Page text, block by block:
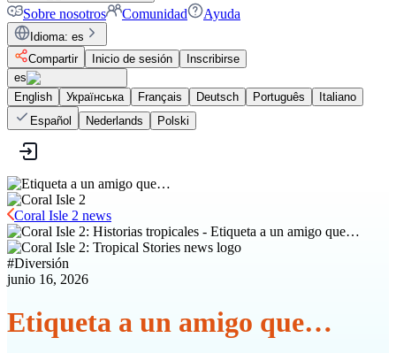
Sobre nosotros Comunidad Ayuda
Idioma: es
Compartir
Inicio de sesión
Inscribirse
es
English
Українська Français Deutsch Português
Italiano
Español
Nederlands Polski
Coral Isle 2 news
#Diversión
junio 16, 2026
Etiqueta a un amigo que…